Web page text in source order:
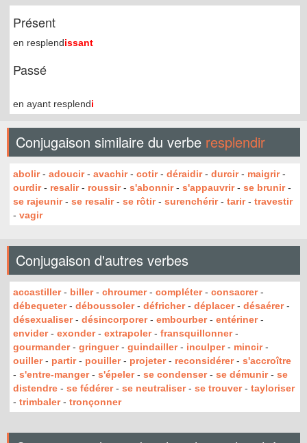
Présent
en resplendissant
Passé
en ayant resplendi
Conjugaison similaire du verbe resplendir
abolir- adoucir- avachir- cotir- déraidir- durcir- maigrir-
ourdir- resalir- roussir- s'abonnir- s'appauvrir- se brunir-
se rajeunir- se resalir- se rôtir- surenchérir- tarir- travestir
- vagir
Conjugaison d'autres verbes
accastiller- biller- chroumer- compléter- consacrer-
débequeter- déboussoler- défricher- déplacer- désaérer-
désexualiser- désincorporer- embourber- entériner-
envider- exonder- extrapoler- fransquillonner-
gourmander- gringuer- guindailler- inculper- mincir-
ouiller- partir- pouiller- projeter- reconsidérer- s'accroître
- s'entre-manger- s'épeler- se condenser- se démunir- se
distendre - se fédérer- se neutraliser- se trouver- tayloriser
- trimbaler- tronçonner